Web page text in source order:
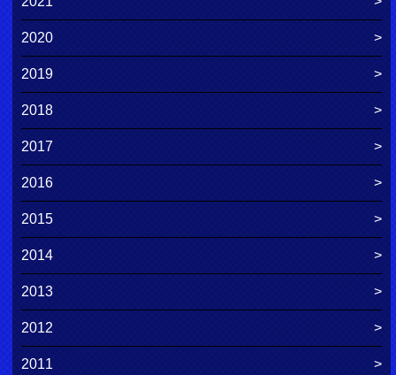
2020
2019
2018
2017
2016
2015
2014
2013
2012
2011